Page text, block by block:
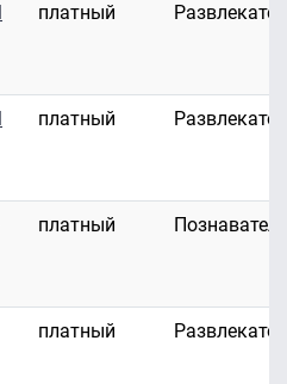
платный
платный
платный
платный